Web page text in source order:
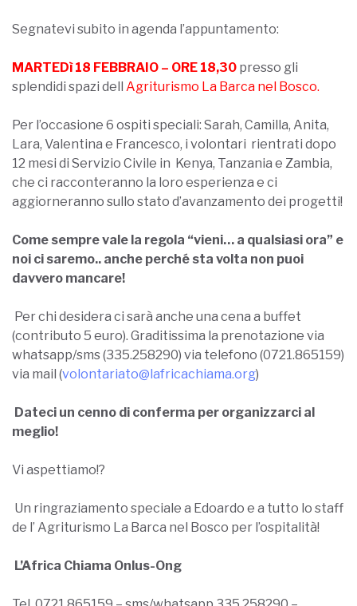
Segnatevi subito in agenda l’appuntamento:
MARTEDì 18 FEBBRAIO – ORE 18,30 presso gli
splendidi spazi dell Agriturismo La Barca nel Bosco.
Per l’occasione 6 ospiti speciali: Sarah, Camilla, Anita,
Lara, Valentina e Francesco, i volontari rientrati dopo
12 mesi di Servizio Civile in Kenya, Tanzania e Zambia,
che ci racconteranno la loro esperienza e ci
aggiorneranno sullo stato d’avanzamento dei progetti!
Come sempre vale la regola “vieni… a qualsiasi ora” e
noi ci saremo.. anche perché sta volta non puoi
davvero mancare!
Per chi desidera ci sarà anche una cena a buffet
(contributo 5 euro). Graditissima la prenotazione via
whatsapp/sms (335.258290) via telefono (0721.865159)
via mail (volontariato@lafricachiama.org)
Dateci un cenno di conferma per organizzarci al
meglio!
Vi aspettiamo!?
Un ringraziamento speciale a Edoardo e a tutto lo staff
de l’ Agriturismo La Barca nel Bosco per l’ospitalità!
L’Africa Chiama Onlus-Ong